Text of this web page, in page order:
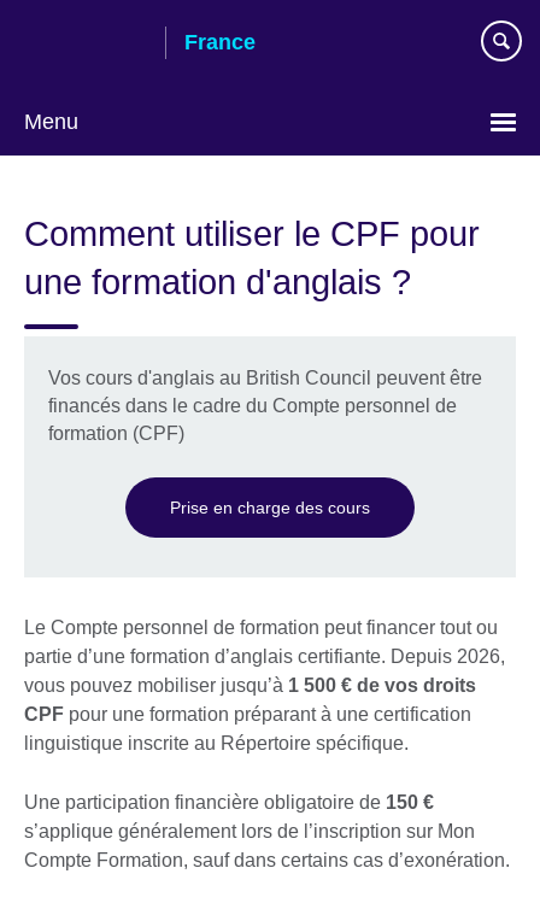
France
Menu
language
Comment utiliser le CPF pour
une formation d'anglais ?
Vos cours d'anglais au British Council peuvent être
financés dans le cadre du Compte personnel de
formation (CPF)
Prise en charge des cours
Le Compte personnel de formation peut financer tout ou
partie d’une formation d’anglais certifiante. Depuis 2026,
vous pouvez mobiliser jusqu’à 1 500 € de vos droits
CPF pour une formation préparant à une certification
linguistique inscrite au Répertoire spécifique.
Une participation financière obligatoire de 150 €
s’applique généralement lors de l’inscription sur Mon
Compte Formation, sauf dans certains cas d’exonération.